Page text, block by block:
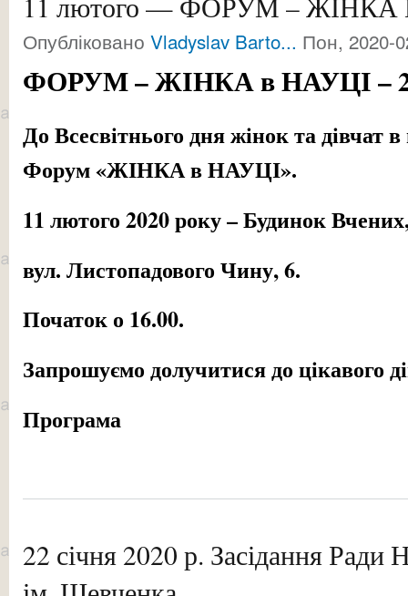
Опубліковано Vladyslav Barto... Пон, 2020-
ФОРУМ – ЖІНКА в НАУЦІ –
До Всесвітнього дня жінок та дівчат в
Форум «ЖІНКА в НАУЦІ».
11 лютого 2020 року – Будинок
вул. Листопадового Чину, 6.
Початок о 16.00.
Запрошуємо долучитися до цікавого
Програма
22 січня 2020 р. Засідання Ради